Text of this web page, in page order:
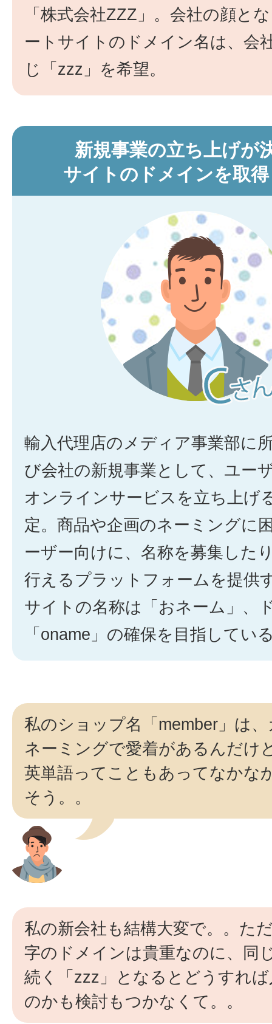
「株式会社ZZZ」。会社の顔と
ートサイトのドメイン名は、会
じ「zzz」を希望。
新規事業の立ち上げが
サイトのドメインを取
輸入代理店のメディア事業部に
び会社の新規事業として、ユー
オンラインサービスを立ち上げ
定。商品や企画のネーミングに
ーザー向けに、名称を募集した
行えるプラットフォームを提供
サイトの名称は「おネーム」、
「oname」の確保を目指してい
私のショップ名「member」は
ネーミングで愛着があるんだけ
英単語ってこともあってなかな
そう。。
私の新会社も結構大変で。。た
字のドメインは貴重なのに、同
続く「zzz」となるとどうすれ
のかも検討もつかなくて。。